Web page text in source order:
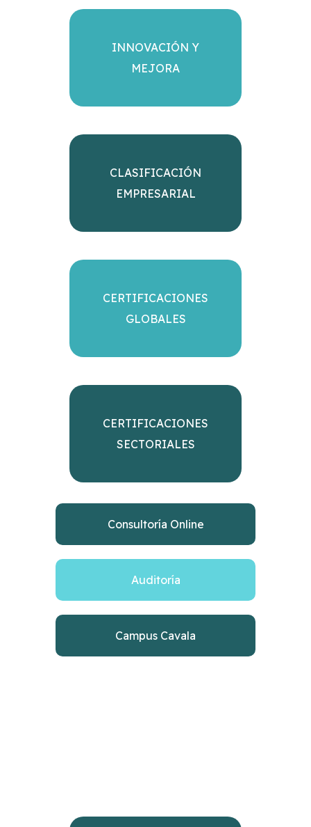
INNOVACIÓN Y
MEJORA
CLASIFICACIÓN
EMPRESARIAL
CERTIFICACIONES
GLOBALES
CERTIFICACIONES
SECTORIALES
Consultoría Online
Auditoría
Campus Cavala